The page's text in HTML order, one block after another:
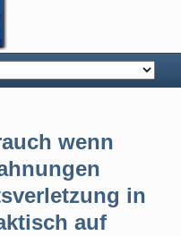
wenn
in
auf